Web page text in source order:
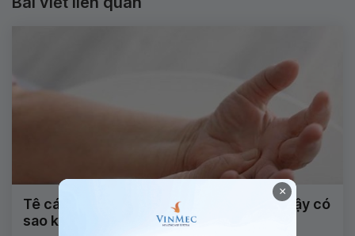
Tê cánh tay kèm đau gót chân khi ngủ dậy có
sao không?
×